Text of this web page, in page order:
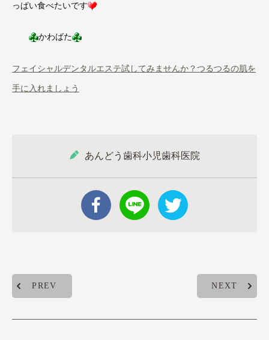
っぱい食べたいです
かわばた
フェイシャルデンタルエステ試してみませんか？つるつるの肌を
手に入れましょう
あんどう歯科小児歯科医院
PREV NEXT